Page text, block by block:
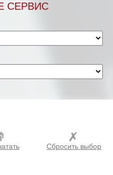
СЕРВИС
Сбросить выбор